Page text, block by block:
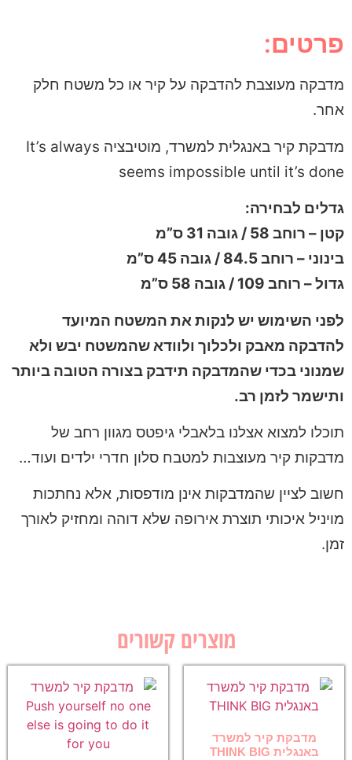
פרטים:
מדבקה מעוצבת להדבקה על קיר או כל משטח חלק
אחר.
מדבקת קיר באנגלית למשרד, מוטיבציה It’s always
seems impossible until it’s done
גדלים לבחירה:
קטן – רוחב 58 / גובה 31 ס”מ
בינוני – רוחב 84.5 / גובה 45 ס”מ
גדול – רוחב 109 / גובה 58 ס”מ
לפני השימוש יש לנקות את המשטח המיועד
להדבקה מאבק ולכלוך ולוודא שהמשטח יבש ולא
שמנוני בכדי שהמדבקה תידבק בצורה הטובה ביותר
ותישמר לזמן רב.
תוכלו למצוא אצלנו בלאבלי גיפטס מגוון רחב של
מדבקות קיר מעוצבות למטבח סלון חדרי ילדים ועוד…
חשוב לציין שהמדבקות אינן מודפסות, אלא נחתכות
מויניל איכותי תוצרת אירופה שלא דוהה ומחזיק לאורך
זמן.
מוצרים קשורים
מדבקת קיר למשרד
באנגלית THINK BIG